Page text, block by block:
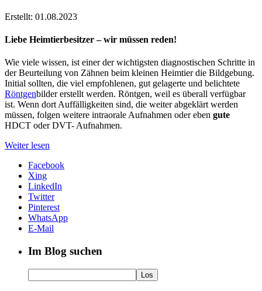
Erstellt: 01.08.2023
Liebe Heimtierbesitzer – wir müssen reden!
Wie viele wissen, ist einer der wichtigsten diagnostischen Schritte in
der Beurteilung von Zähnen beim kleinen Heimtier die Bildgebung.
Initial sollten, die viel empfohlenen, gut gelagerte und belichtete
Röntgenbilder erstellt werden. Röntgen, weil es überall verfügbar
ist. Wenn dort Auffälligkeiten sind, die weiter abgeklärt werden
müssen, folgen weitere intraorale Aufnahmen oder eben gute
HDCT oder DVT- Aufnahmen.
Weiter lesen
Facebook
Xing
LinkedIn
Twitter
Pinterest
WhatsApp
E-Mail
Im Blog suchen